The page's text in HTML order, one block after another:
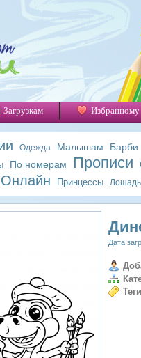
Загрузкам Избранному
Одежда Малышам Барби
По номерам Прописи
Онлайн Принцессы Лошадь
Дата